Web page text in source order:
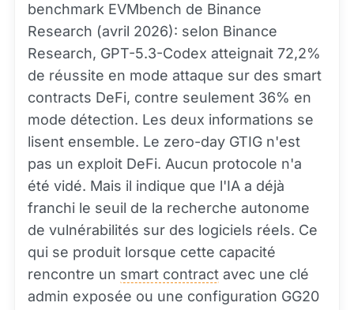
benchmark EVMbench de Binance
Research (avril 2026): selon Binance
Research, GPT-5.3-Codex atteignait 72,2%
de réussite en mode attaque sur des smart
contracts DeFi, contre seulement 36% en
mode détection. Les deux informations se
lisent ensemble. Le zero-day GTIG n'est
pas un exploit DeFi. Aucun protocole n'a
été vidé. Mais il indique que l'IA a déjà
franchi le seuil de la recherche autonome
de vulnérabilités sur des logiciels réels. Ce
qui se produit lorsque cette capacité
rencontre un smart contract avec une clé
admin exposée ou une configuration GG20